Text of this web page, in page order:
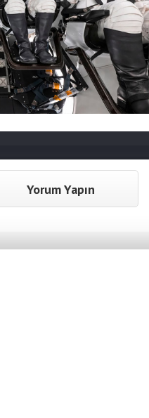
Yorum Yapın